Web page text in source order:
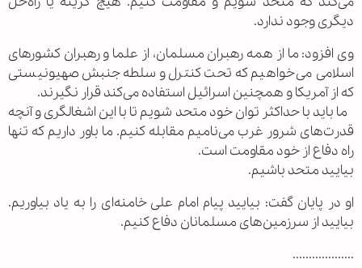
دیگری وجود ندارد.
وی افزود: ما از همه رهبران مسلمان، از علما و رهبران کشورهای
اسلامی می‌خواهیم که تحت کنترل و سلطه جنبش صهیونیستی
که از آمریکا و همچنین اسرائیل استفاده می‌کند قرار نگیرند.
ما باید با حداکثر توان خود متحد شویم تا با این اشغالگری و آنچه
قدرت‌های شرور غرب می‌نامیم مقابله کنیم. ما باور داریم که تنها
راه دفاع از خود مقاومت است.
بیایید متحد باشیم.
او در پایان گفت: بیایید پیام امام علی خامنه‌ای را به یاد بیاوریم.
بیایید از سرزمین‌های مسلمانان دفاع کنیم.
...................